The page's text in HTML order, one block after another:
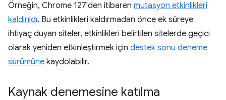
Örneğin, Chrome 127'den itibaren mutasyon etkinlikleri
kaldırıldı. Bu etkinlikleri kaldırmadan önce ek süreye
ihtiyaç duyan siteler, etkinlikleri belirtilen sitelerde geçici
olarak yeniden etkinleştirmek için destek sonu deneme
sürümüne kaydolabilir.
Kaynak denemesine katılma